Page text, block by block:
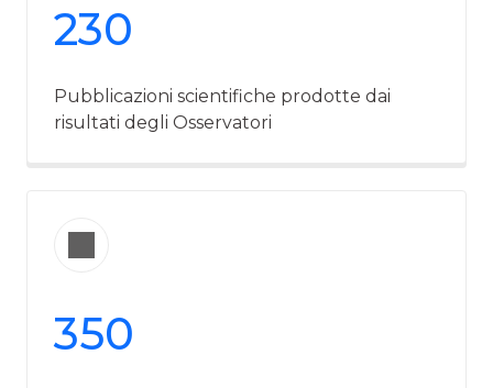
230
Pubblicazioni scientifiche prodotte dai
risultati degli Osservatori
350